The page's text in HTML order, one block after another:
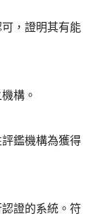
，證明其有能
構。
鑑機構為獲得
證的系統。符